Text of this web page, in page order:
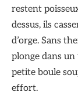
restent
dessus, ils
d’orge. Sans
plonge dans
petite boule
effort.